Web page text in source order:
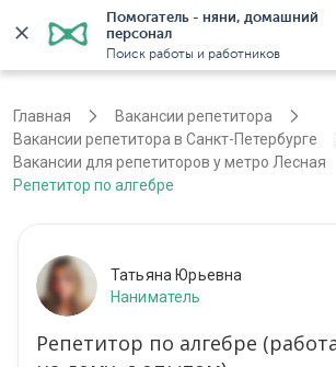
Помогатель - няни, домашний
персонал
Поиск работы и работников
Санкт-Петербург
Главная
Вакансии репетитора
Вакансии репетитора в Санкт-Петербурге
Вакансии для репетиторов у метро Лесная
Репетитор по алгебре
Татьяна Юрьевна
Наниматель
Репетитор по алгебре